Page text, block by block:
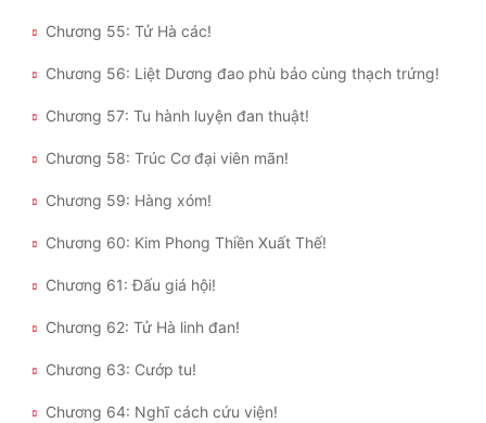
Chương 55: Tử Hà các!
Chương 56: Liệt Dương đao phù bảo cùng thạch trứng!
Chương 57: Tu hành luyện đan thuật!
Chương 58: Trúc Cơ đại viên mãn!
Chương 59: Hàng xóm!
Chương 60: Kim Phong Thiền Xuất Thế!
Chương 61: Đấu giá hội!
Chương 62: Tử Hà linh đan!
Chương 63: Cướp tu!
Chương 64: Nghĩ cách cứu viện!